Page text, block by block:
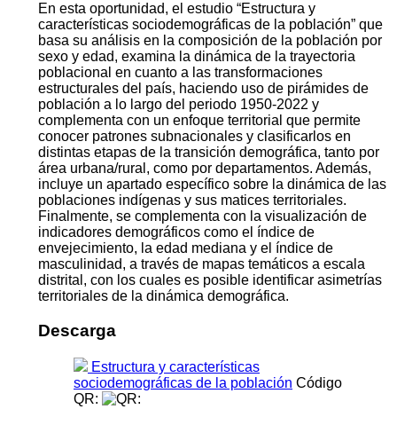
En esta oportunidad, el estudio “Estructura y
características sociodemográficas de la población” que
basa su análisis en la composición de la población por
sexo y edad, examina la dinámica de la trayectoria
poblacional en cuanto a las transformaciones
estructurales del país, haciendo uso de pirámides de
población a lo largo del periodo 1950-2022 y
complementa con un enfoque territorial que permite
conocer patrones subnacionales y clasificarlos en
distintas etapas de la transición demográfica, tanto por
área urbana/rural, como por departamentos. Además,
incluye un apartado específico sobre la dinámica de las
poblaciones indígenas y sus matices territoriales.
Finalmente, se complementa con la visualización de
indicadores demográficos como el índice de
envejecimiento, la edad mediana y el índice de
masculinidad, a través de mapas temáticos a escala
distrital, con los cuales es posible identificar asimetrías
territoriales de la dinámica demográfica.
Descarga
Estructura y características
sociodemográficas de la población Código
QR: